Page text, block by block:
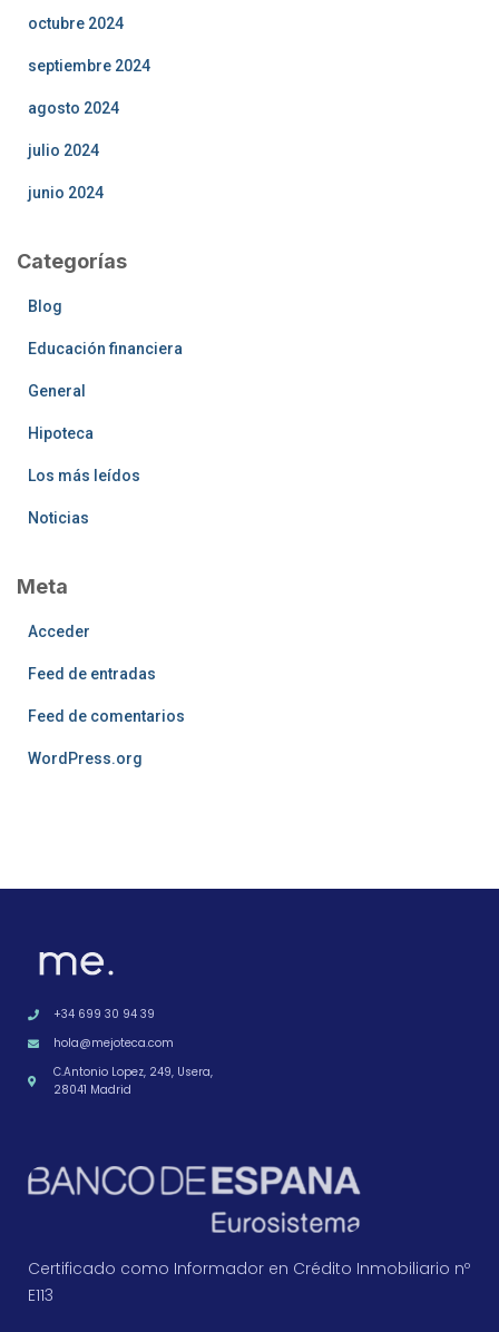
octubre 2024
septiembre 2024
agosto 2024
julio 2024
junio 2024
Categorías
Blog
Educación financiera
General
Hipoteca
Los más leídos
Noticias
Meta
Acceder
Feed de entradas
Feed de comentarios
WordPress.org
+34 699 30 94 39
hola@mejoteca.com
C.Antonio Lopez, 249, Usera,
28041 Madrid
Certificado como Informador en Crédito Inmobiliario nº
E113